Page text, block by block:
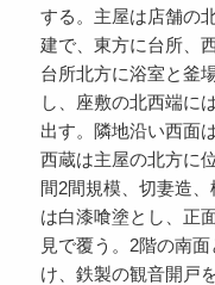
する。主屋は店舗の
建で、東方に台所、
台所北方に浴室と釜
し、座敷の北西端に
出す。隣地沿い西面
西蔵は主屋の北方に
間2間規模、切妻造
は白漆喰塗とし、正
見で覆う。2階の南
け、鉄製の観音開戸